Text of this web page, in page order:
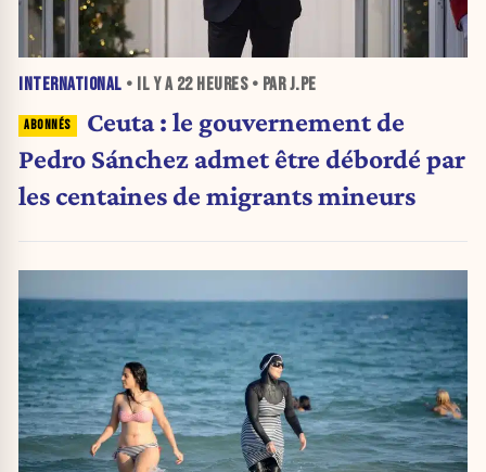
INTERNATIONAL • IL Y A 22 HEURES• PAR J.PE
Ceuta : le gouvernement de
Pedro Sánchez admet être débordé par
les centaines de migrants mineurs